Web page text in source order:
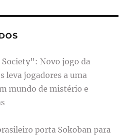
Society": Novo jogo da
leva jogadores a uma
mundo de mistério e
porta Sokoban para